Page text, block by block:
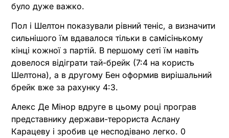
було дуже важко.
Пол і Шелтон показували рівний теніс, а визначити
сильнішого їм вдавалося тільки в самісінькому
кінці кожної з партій. В першому сеті їм навіть
довелося відіграти тай-брейк (7:4 на користь
Шелтона), а в другому Бен оформив вирішальний
брейк вже за рахунку 4:3.
Алекс Де Мінор вдруге в цьому році програв
представнику держави-терориста Аслану
Карацеву і зробив це несподівано легко. 0